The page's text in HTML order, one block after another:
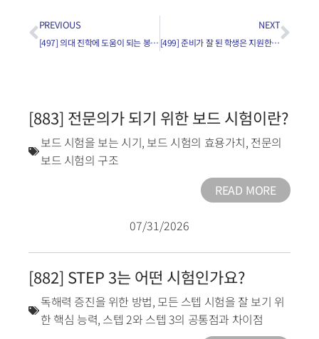
PREVIOUS
[497] 의대 진학에 도움이 되는 봉사의 종류는?
NEXT
[499] 준비가 잘 된 학생은 지원한 모든 의대에서 인터뷰 초대를 하나요?
[883] 전문의가 되기 위한 보드 시험이란?
보드 시험을 보는 시기, 보드 시험의 효용가치, 전문의
보드 시험의 구조
READ MORE
07/31/2026
[882] STEP 3는 어떤 시험인가요?
독해력 증진을 위한 방법, 모든 스텝 시험을 잘 보기 위
한 핵심 능력, 스텝 2와 스텝 3의 공통점과 차이점